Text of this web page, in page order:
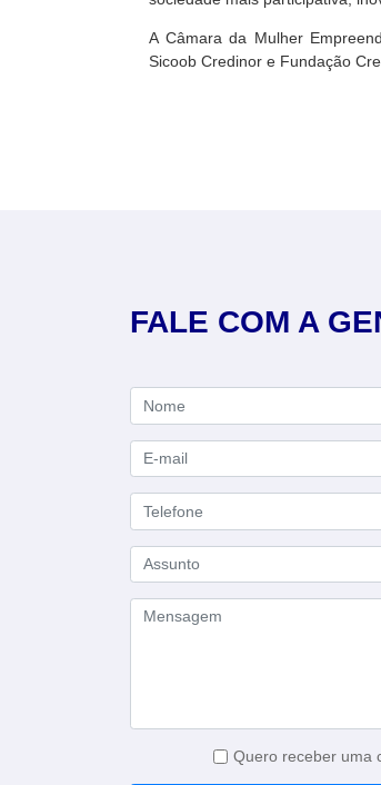
A Câmara da Mulher
Sicoob Credinor e Fundação
FALE COM A
Quero receber uma